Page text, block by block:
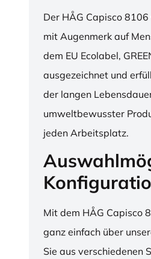
Der HÅG Capisco
mit Augenmerk auf
dem EU Ecolabel,
ausgezeichnet und
der langen
umweltbewusster
jeden Arbeitsplatz.
Mit dem HÅG Capisco
ganz einfach über
Sie aus verschiedenen